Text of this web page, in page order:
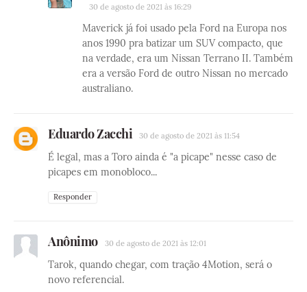
30 de agosto de 2021 às 16:29
Maverick já foi usado pela Ford na Europa nos
anos 1990 pra batizar um SUV compacto, que
na verdade, era um Nissan Terrano II. Também
era a versão Ford de outro Nissan no mercado
australiano.
Eduardo Zacchi 30 de agosto de 2021 às 11:54
É legal, mas a Toro ainda é "a picape" nesse caso de
picapes em monobloco...
Responder
Anônimo 30 de agosto de 2021 às 12:01
Tarok, quando chegar, com tração 4Motion, será o
novo referencial.